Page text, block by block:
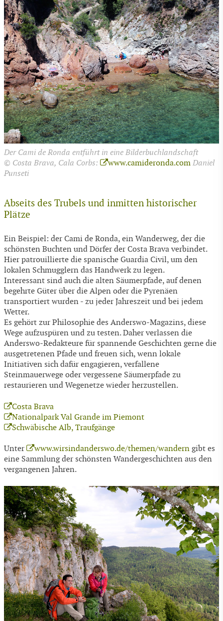
Der Cami de Ronda entführt in eine Bilderbuchlandschaft
© Costa Brava, Cala Corbs:
www.camideronda.com Daniel
Punseti
Abseits des Trubels und inmitten historischer
Plätze
Ein Beispiel: der Cami de Ronda, ein Wanderweg, der die
schönsten Buchten und Dörfer der Costa Brava verbindet.
Hier patrouillierte die spanische Guardia Civil, um den
lokalen Schmugglern das Handwerk zu legen.
Interessant sind auch die alten Säumerpfade, auf denen
begehrte Güter über die Alpen oder die Pyrenäen
transportiert wurden - zu jeder Jahreszeit und bei jedem
Wetter.
Es gehört zur Philosophie des Anderswo-Magazins, diese
Wege aufzuspüren und zu testen. Daher verlassen die
Anderswo-Redakteure für spannende Geschichten gerne die
ausgetretenen Pfade und freuen sich, wenn lokale
Initiativen sich dafür engagieren, verfallene
Steinmauerwege oder vergessene Säumerpfade zu
restaurieren und Wegenetze wieder herzustellen.
Costa Brava
Nationalpark Val Grande im Piemont
Schwäbische Alb, Traufgänge
Unter www.wirsindanderswo.de/themen/wandern gibt es
eine Sammlung der schönsten Wandergeschichten aus den
vergangenen Jahren.